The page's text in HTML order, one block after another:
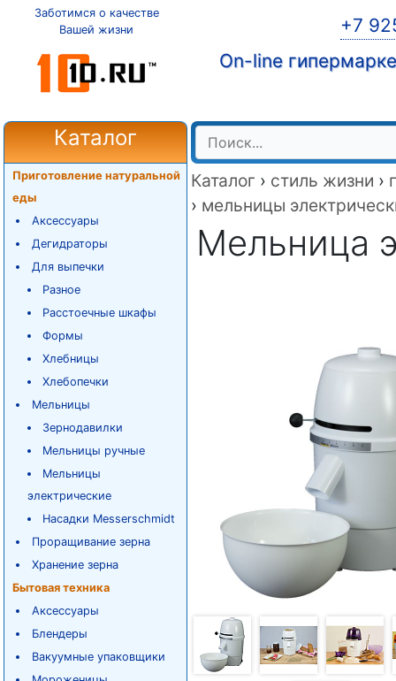
Заботимся о качестве
Вашей жизни
+7
On-line
Каталог
Приготовление натуральной
еды
Аксессуары
Дегидраторы
Для выпечки
Разное
Расстоечные шкафы
Формы
Хлебницы
Хлебопечки
Мельницы
Зернодавилки
Мельницы ручные
Мельницы
электрические
Насадки Messerschmidt
Проращивание зерна
Хранение зерна
Бытовая техника
Аксессуары
Блендеры
Вакуумные упаковщики
Каталог › стиль жизни ›
› мельницы
Мельница